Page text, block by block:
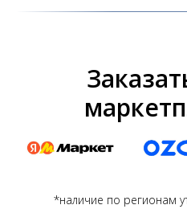
*наличие по регионам